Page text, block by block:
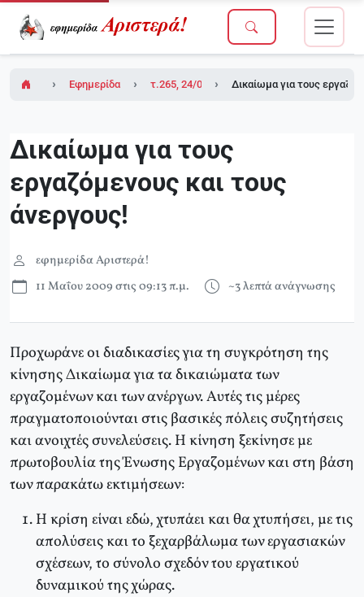
Εφημερίδα Αριστερά!τ.265, 24/04/2009Δικαίωμα για τους
Δικαίωμα για τους
εργαζόμενους και τους
άνεργους!
εφημερίδα Αριστερά!
11 Μαΐου 2009 στις 09:13 π.μ.
~3 λεπτά ανάγνωσης
Προχωράνε οι διαδικασίες για τη συγκρότηση της
κίνησης Δικαίωμα για τα δικαιώματα των
εργαζομένων και των ανέργων. Αυτές τις μέρες
πραγματοποιούνται στις βασικές πόλεις συζητήσεις
και ανοιχτές συνελεύσεις. Η κίνηση ξεκίνησε με
πρωτοβουλία της Ένωσης Εργαζομένων και στη βάση
των παρακάτω εκτιμήσεων:
Η κρίση είναι εδώ, χτυπάει και θα χτυπήσει, με τις
απολύσεις και το ξεχαρβάλωμα των εργασιακών
σχέσεων, το σύνολο σχεδόν του εργατικού
δυναμικού της χώρας.